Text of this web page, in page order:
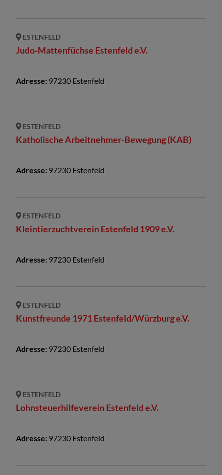
ESTENFELD
Judo-Mattenfüchse Estenfeld e.V.
Adresse: 97230 Estenfeld
ESTENFELD
Katholische Arbeitnehmer-Bewegung (KAB)
Adresse: 97230 Estenfeld
ESTENFELD
Kleintierzuchtverein Estenfeld 1909 e.V.
Adresse: 97230 Estenfeld
ESTENFELD
Kunstfreunde 1971 Estenfeld/Würzburg e.V.
Adresse: 97230 Estenfeld
ESTENFELD
Lohnsteuerhilfeverein Estenfeld e.V.
Adresse: 97230 Estenfeld